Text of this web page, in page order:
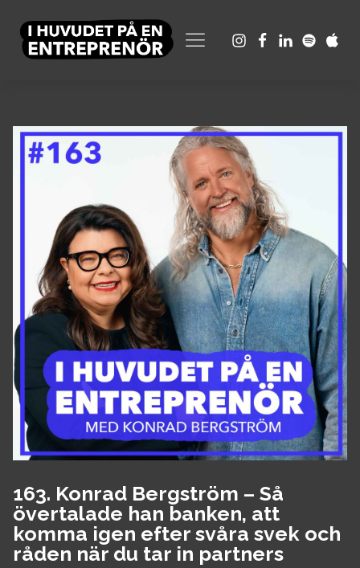
163. Konrad Bergström – Så
övertalade han banken, att
komma igen efter svåra svek och
råden när du tar in partners